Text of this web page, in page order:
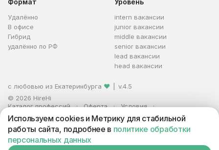
Формат
Удалённо
В офисе
Гибрид
удалённо по РФ
Уровень
intern вакансии
junior вакансии
middle вакансии
senior вакансии
lead вакансии
head вакансии
с любовью из Екатеринбурга ❤
v.4.5
© 2026 HireHi
Каталог профессий
Оферта
Условия
Персональные данные
Реклама
ИП Захаров Антон Алексеевич · ИНН 663005711880 · ОГРНИП
321665800059102
Используем cookies и Метрику для стабильной
работы сайта, подробнее в политике обработки
персональных данных